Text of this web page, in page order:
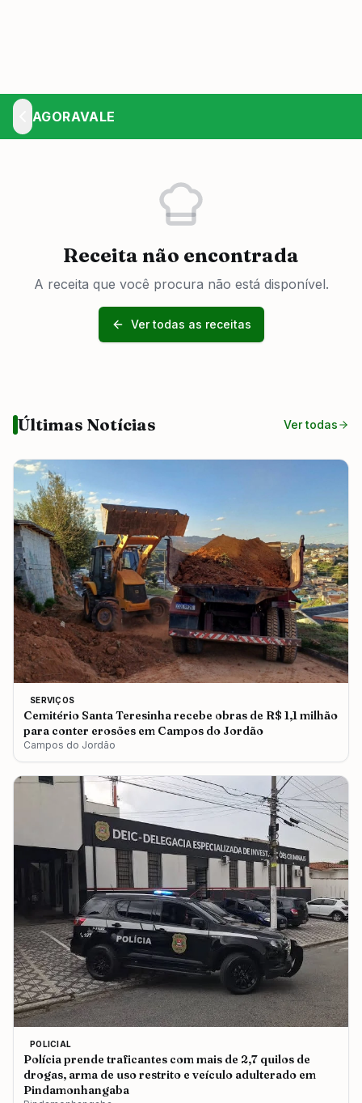
AGORAVALE
Receita não encontrada
A receita que você procura não está disponível.
Ver todas as receitas
Últimas Notícias Ver todas
SERVIÇOS
Cemitério Santa Teresinha recebe obras de R$ 1,1 milhão
para conter erosões em Campos do Jordão
Campos do Jordão
POLICIAL
Polícia prende traficantes com mais de 2,7 quilos de
drogas, arma de uso restrito e veículo adulterado em
Pindamonhangaba